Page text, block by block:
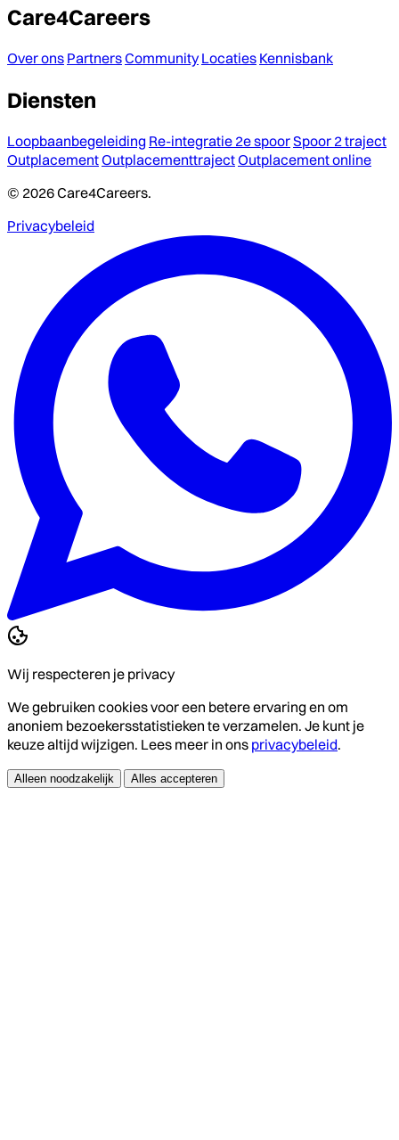
Care4Careers
Over ons PartnersCommunity Locaties Kennisbank
Diensten
Loopbaanbegeleiding Re-integratie 2e spoorSpoor 2 traject
OutplacementOutplacementtrajectOutplacement online
© 2026 Care4Careers.
Privacybeleid
Wij respecteren je privacy
We gebruiken cookies voor een betere ervaring en om
anoniem bezoekersstatistieken te verzamelen. Je kunt je
keuze altijd wijzigen. Lees meer in ons privacybeleid.
Alleen noodzakelijk Alles accepteren